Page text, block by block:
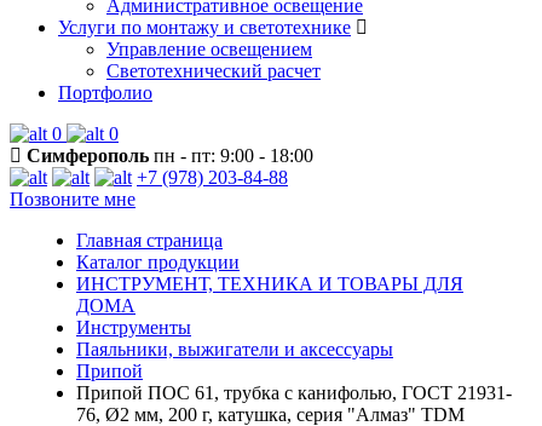
Административное освещение
Услуги по монтажу и светотехнике
Управление освещением
Светотехнический расчет
Портфолио
0
0
Симферополь пн - пт: 9:00 - 18:00
+7 (978) 203-84-88
Позвоните мне
Главная страница
Каталог продукции
ИНСТРУМЕНТ, ТЕХНИКА И ТОВАРЫ ДЛЯ
ДОМА
Инструменты
Паяльники, выжигатели и аксессуары
Припой
Припой ПОС 61, трубка с канифолью, ГОСТ 21931-
76, Ø2 мм, 200 г, катушка, серия "Алмаз" TDM